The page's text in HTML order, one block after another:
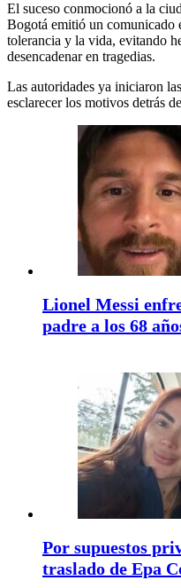
El suceso conmocionó a la
Bogotá emitió un comunicado
tolerancia y la vida, evitando
desencadenar en tragedias.
Las autoridades ya iniciaron
esclarecer los motivos detrás
Lionel Messi
padre a los 68
Por supuestos
traslado de Epa